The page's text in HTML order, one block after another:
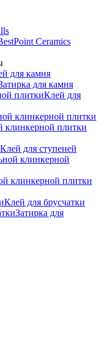
Ceramics
для камня
для камня
Клей для
клинкерной плитки
Клей для ступеней
клинкерной плитки
Клей для брусчатки
Затирка для